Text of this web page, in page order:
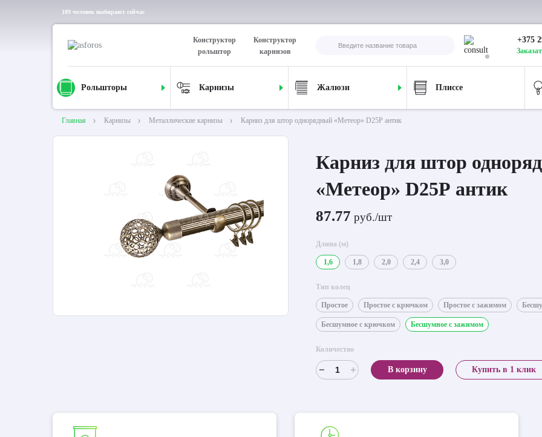
189 человек выбирают сейчас
Конструктор
рольштор
Конструктор
карнизов
+375
Рольшторы Карнизы Жалюзи Плиссе
Главная Карнизы Металлические карнизы Карниз для штор однорядный «Метеор» D25Р антик
Карниз для штор
«Метеор» D25Р антик
87.77 руб./шт
Длина (м)
1,6 1,8 2,0 2,4 3,0
Тип колец
Простое Простое с крючком Простое с зажимом
Бесшумное с крючком Бесшумное с зажимом
Количество
В корзину Купить в 1 клик